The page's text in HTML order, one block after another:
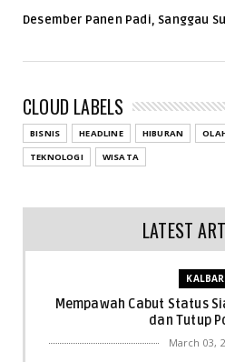
Desember Panen Padi, Sanggau
CLOUD LABELS
BISNIS HEADLINE HIBURAN
TEKNOLOGI
WISATA
LATEST
KALBAR
Mempawah Cabut Status
dan Tutup
March 03,